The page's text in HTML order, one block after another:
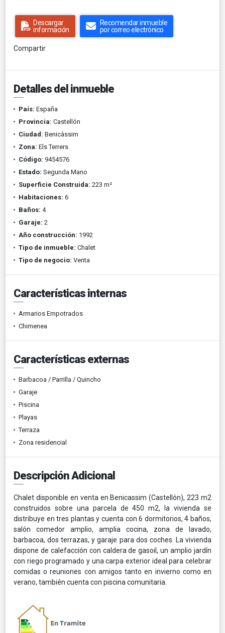
Descargar
información
Recomendar inmueble
por correo electrónico
Compartir
Detalles del inmueble
País: España
Provincia: Castellón
Ciudad: Benicàssim
Zona: Els Terrers
Código: 9454576
Estado: Segunda Mano
Superficie Construida: 223 m²
Habitaciones: 6
Baños: 4
Garaje: 2
Año construcción: 1992
Tipo de inmueble: Chalet
Tipo de negocio: Venta
Características internas
Armarios Empotrados
Chimenea
Características externas
Barbacoa / Parrilla / Quincho
Garaje
Piscina
Playas
Terraza
Zona residencial
Descripción Adicional
Chalet disponible en venta en Benicassim (Castellón), 223 m2
construidos sobre una parcela de 450 m2, la vivienda se
distribuye en tres plantas y cuenta con 6 dormitorios, 4 baños,
salón comedor amplio, amplia cocina, zona de lavado,
barbacoa, dos terrazas, y garaje para dos coches. La vivienda
dispone de calefacción con caldera de gasoil, un amplio jardín
con riego programado y una carpa exterior ideal para celebrar
comidas o reuniones con amigos tanto en invierno como en
verano, también cuenta con piscina comunitaria.